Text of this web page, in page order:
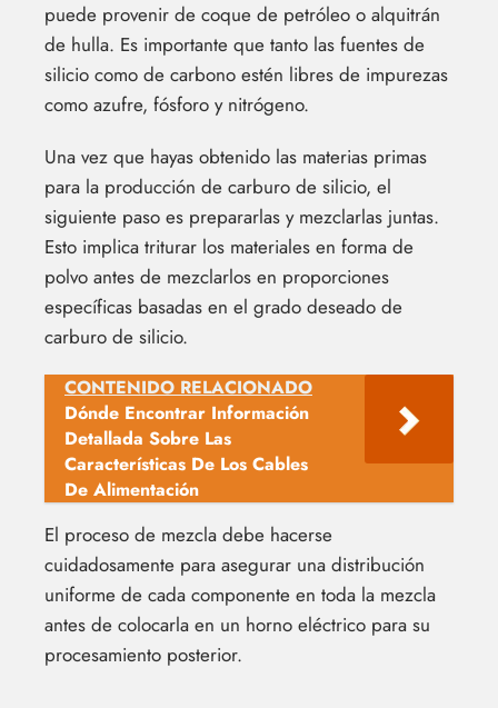
puede provenir de coque de petróleo o alquitrán
de hulla. Es importante que tanto las fuentes de
silicio como de carbono estén libres de impurezas
como azufre, fósforo y nitrógeno.
Una vez que hayas obtenido las materias primas
para la producción de carburo de silicio, el
siguiente paso es prepararlas y mezclarlas juntas.
Esto implica triturar los materiales en forma de
polvo antes de mezclarlos en proporciones
específicas basadas en el grado deseado de
carburo de silicio.
CONTENIDO RELACIONADO
Dónde Encontrar Información
Detallada Sobre Las
Características De Los Cables
De Alimentación
El proceso de mezcla debe hacerse
cuidadosamente para asegurar una distribución
uniforme de cada componente en toda la mezcla
antes de colocarla en un horno eléctrico para su
procesamiento posterior.